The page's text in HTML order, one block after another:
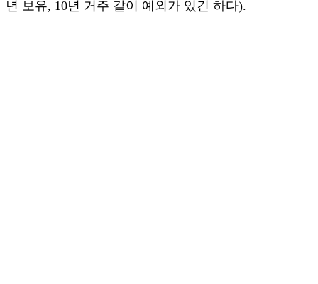
년 보유, 10년 거주 같이 예외가 있긴 하다).